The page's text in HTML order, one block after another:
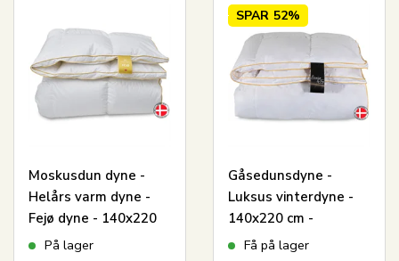
Moskusdun dyne -
Helårs varm dyne -
Fejø dyne - 140x220
cm - Quilts Of
På lager
SPAR 52%
Gåsedunsdyne -
Luksus vinterdyne -
140x220 cm -
Premium By Borg -
Få på lager